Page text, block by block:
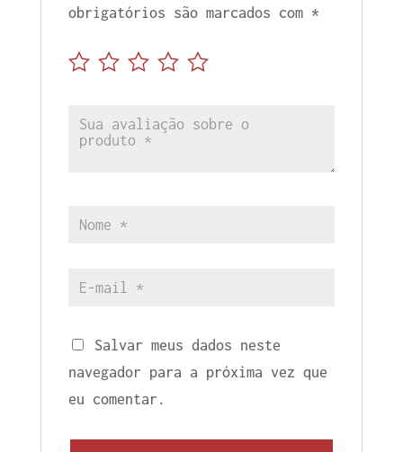
obrigatórios são marcados com *
Salvar meus dados neste
navegador para a próxima vez que
eu comentar.